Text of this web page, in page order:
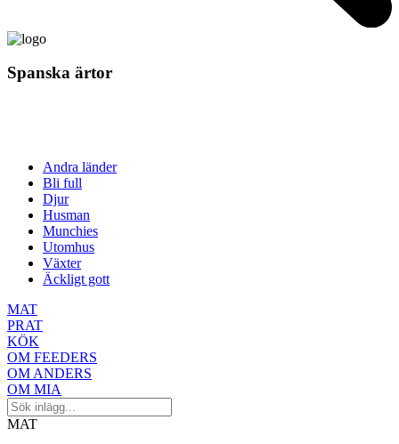
Spanska ärtor
Andra länder
Bli full
Djur
Husman
Munchies
Utomhus
Växter
Äckligt gott
MAT
PRAT
KÖK
OM FEEDERS
OM ANDERS
OM MIA
MAT